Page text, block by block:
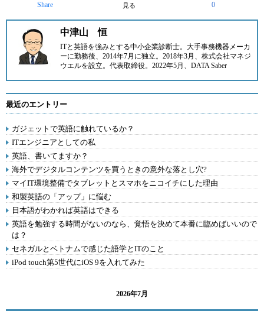
Share 見る 0
中津山 恒
ITと英語を強みとする中小企業診断士。大手事務機器メーカ
ーに勤務後、2014年7月に独立。2018年3月、 株式会社マネジ
ウエルを設立。代表取締役。2022年5月、 DATA Saber
最近のエントリー
ガジェットで英語に触れているか？
ITエンジニアとしての私
英語、書いてますか？
海外でデジタルコンテンツを買うときの意外な落とし穴?
マイIT環境整備でタブレットとスマホをニコイチにした理由
和製英語の「アップ」に悩む
日本語がわかれば英語はできる
英語を勉強する時間がないのなら、覚悟を決めて本番に臨めばいいので
は？
セネガルとベトナムで感じた語学とITのこと
iPod touch第5世代にiOS 9を入れてみた
2026年7月